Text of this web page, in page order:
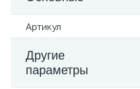
Артикул
Другие
параметры